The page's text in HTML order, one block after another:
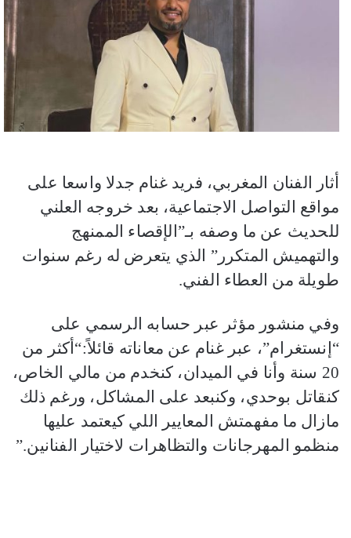
أثار الفنان المغربي، فريد غنام جدلا واسعا على
مواقع التواصل الاجتماعية، بعد خروجه العلني
للحديث عن ما وصفه بـ”الإقصاء الممنهج
والتهميش المتكرر” الذي يتعرض له رغم سنوات
طويلة من العطاء الفني.
وفي منشور مؤثر عبر حسابه الرسمي على
“إنستغرام”، عبر غنام عن معاناته قائلاً:“أكثر من
20 سنة وأنا في الميدان، كنخدم من مالي الخاص،
كنقاتل بوحدي، وكنبعد على المشاكل، ورغم ذلك
مازال ما مفهمتش المعايير اللي كيعتمد عليها
منظمو المهرجانات والتظاهرات لاختيار الفنانين.”